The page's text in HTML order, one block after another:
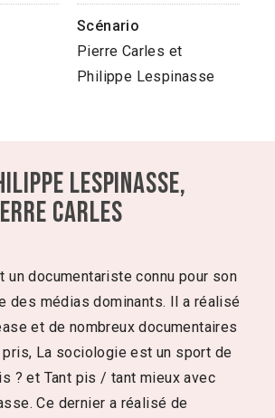
Scénario
Pierre Carles et
Philippe Lespinasse
Lespinasse,
Carles
un documentariste connu pour son
des médias dominants. Il a réalisé
et de nombreux documentaires
La sociologie est un sport de
? et Tant pis / tant mieux avec
Ce dernier a réalisé de